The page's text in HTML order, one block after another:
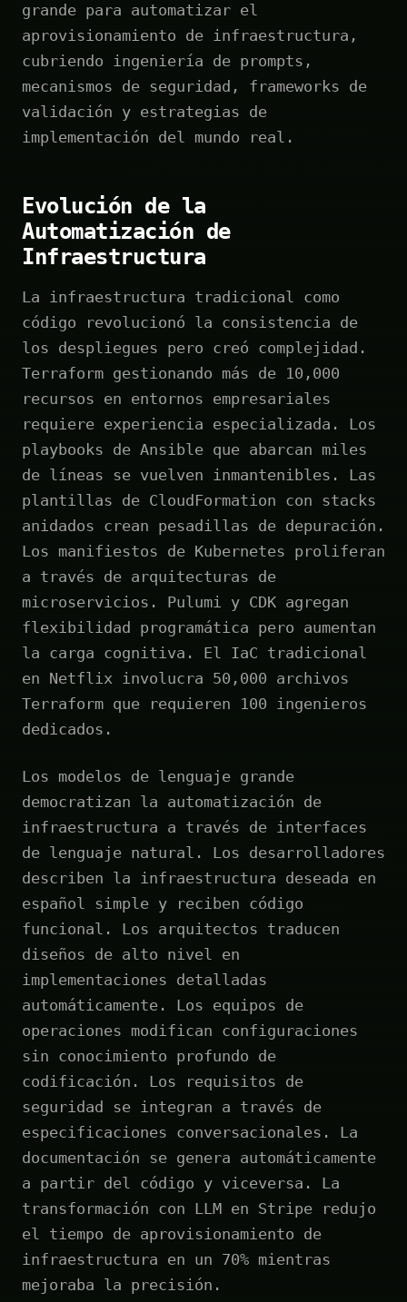
grande para automatizar el
aprovisionamiento de infraestructura,
cubriendo ingeniería de prompts,
mecanismos de seguridad, frameworks de
validación y estrategias de
implementación del mundo real.
Evolución de la
Automatización de
Infraestructura
La infraestructura tradicional como
código revolucionó la consistencia de
los despliegues pero creó complejidad.
Terraform gestionando más de 10,000
recursos en entornos empresariales
requiere experiencia especializada. Los
playbooks de Ansible que abarcan miles
de líneas se vuelven inmantenibles. Las
plantillas de CloudFormation con stacks
anidados crean pesadillas de depuración.
Los manifiestos de Kubernetes proliferan
a través de arquitecturas de
microservicios. Pulumi y CDK agregan
flexibilidad programática pero aumentan
la carga cognitiva. El IaC tradicional
en Netflix involucra 50,000 archivos
Terraform que requieren 100 ingenieros
dedicados.
Los modelos de lenguaje grande
democratizan la automatización de
infraestructura a través de interfaces
de lenguaje natural. Los desarrolladores
describen la infraestructura deseada en
español simple y reciben código
funcional. Los arquitectos traducen
diseños de alto nivel en
implementaciones detalladas
automáticamente. Los equipos de
operaciones modifican configuraciones
sin conocimiento profundo de
codificación. Los requisitos de
seguridad se integran a través de
especificaciones conversacionales. La
documentación se genera automáticamente
a partir del código y viceversa. La
transformación con LLM en Stripe redujo
el tiempo de aprovisionamiento de
infraestructura en un 70% mientras
mejoraba la precisión.